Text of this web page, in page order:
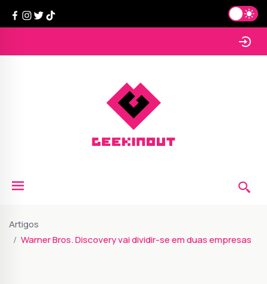
Artigos
Warner Bros. Discovery vai dividir-se em duas empresas